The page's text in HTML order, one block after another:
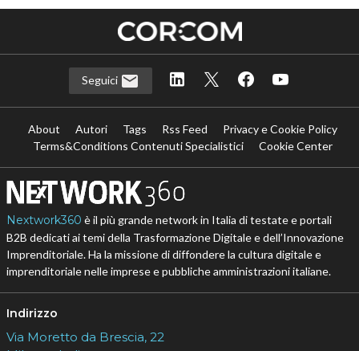
Seguici
About Autori Tags Rss Feed
Privacy e Cookie Policy
Terms&Conditions Contenuti Specialistici
Cookie Center
Nextwork360 è il più grande network in Italia di testate e portali
B2B dedicati ai temi della Trasformazione Digitale e dell’Innovazione
Imprenditoriale. Ha la missione di diffondere la cultura digitale e
imprenditoriale nelle imprese e pubbliche amministrazioni italiane.
Indirizzo
Via Moretto da Brescia, 22